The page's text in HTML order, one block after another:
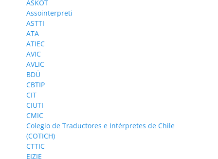
ASKOT
Assointerpreti
ASTTI
ATA
ATIEC
AVIC
AVLIC
BDÜ
CBTIP
CIT
CIUTI
CMIC
Colegio de Traductores e Intérpretes de Chile
(COTICH)
CTTIC
EIZIE